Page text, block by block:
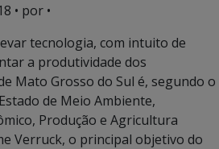
• por •
tecnologia, com intuito de
a produtividade dos
Mato Grosso do Sul é, segundo o
de Meio Ambiente,
Produção e Agricultura
Verruck, o principal objetivo do